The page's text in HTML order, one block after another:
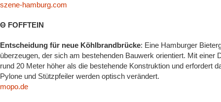
szene-hamburg.com
Θ FOFFTEIN
Entscheidung für neue Köhlbrandbrücke: Eine Hamburger
überzeugen, der sich am bestehenden Bauwerk orientiert. Mit einer
rund 20 Meter höher als die bestehende Konstruktion und erfordert
Pylone und Stützpfeiler werden optisch verändert.
mopo.de